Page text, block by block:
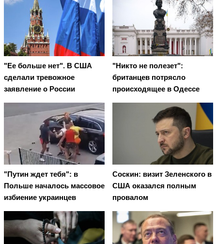
"Ее больше нет". В США
сделали тревожное
заявление о России
"Никто не полезет":
британцев потрясло
происходящее в Одессе
"Путин ждет тебя": в
Польше началось массовое
избиение украинцев
Соскин: визит Зеленского в
США оказался полным
провалом